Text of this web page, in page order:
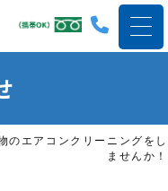
のエアコンクリーニングをし
ませんか！